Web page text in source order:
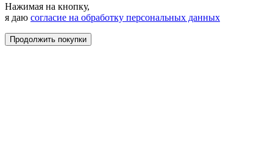
Нажимая на кнопку,
я даю согласие на обработку персональных данных
Продолжить покупки